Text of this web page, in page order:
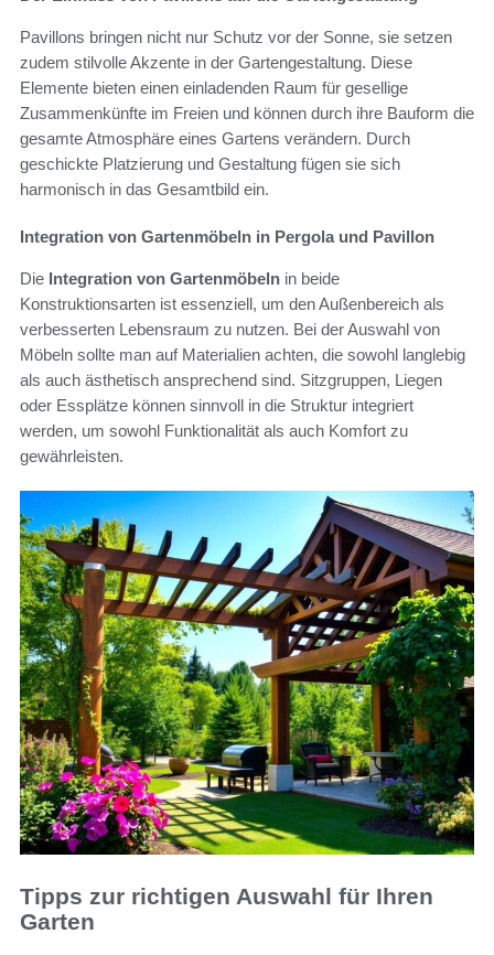
Pavillons bringen nicht nur Schutz vor der Sonne, sie setzen
zudem stilvolle Akzente in der Gartengestaltung. Diese
Elemente bieten einen einladenden Raum für gesellige
Zusammenkünfte im Freien und können durch ihre Bauform die
gesamte Atmosphäre eines Gartens verändern. Durch
geschickte Platzierung und Gestaltung fügen sie sich
harmonisch in das Gesamtbild ein.
Integration von Gartenmöbeln in Pergola und Pavillon
Die Integration von Gartenmöbeln in beide
Konstruktionsarten ist essenziell, um den Außenbereich als
verbesserten Lebensraum zu nutzen. Bei der Auswahl von
Möbeln sollte man auf Materialien achten, die sowohl langlebig
als auch ästhetisch ansprechend sind. Sitzgruppen, Liegen
oder Essplätze können sinnvoll in die Struktur integriert
werden, um sowohl Funktionalität als auch Komfort zu
gewährleisten.
Tipps zur richtigen Auswahl für Ihren
Garten